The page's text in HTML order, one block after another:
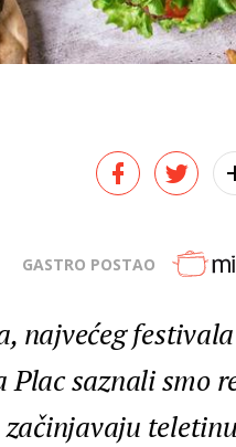
GASTRO POSTAO
najvećeg
saznali smo